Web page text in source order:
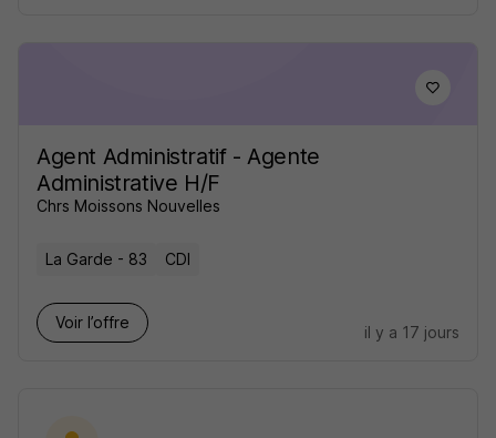
Agent Administratif - Agente
Administrative H/F
Chrs Moissons Nouvelles
La Garde - 83 CDI
Voir l’offre
il y a 17 jours